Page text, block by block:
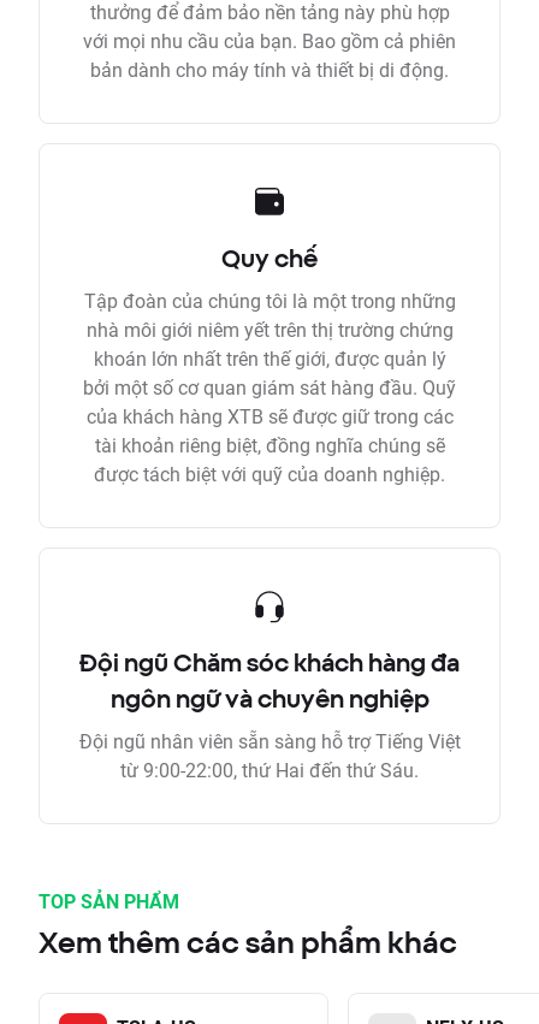
thưởng để đảm bảo nền tảng này phù hợp
với mọi nhu cầu của bạn. Bao gồm cả phiên
bản dành cho máy tính và thiết bị di động.
Quy chế
Tập đoàn của chúng tôi là một trong những
nhà môi giới niêm yết trên thị trường chứng
khoán lớn nhất trên thế giới, được quản lý
bởi một số cơ quan giám sát hàng đầu. Quỹ
của khách hàng XTB sẽ được giữ trong các
tài khoản riêng biệt, đồng nghĩa chúng sẽ
được tách biệt với quỹ của doanh nghiệp.
Đội ngũ Chăm sóc khách hàng đa
ngôn ngữ và chuyên nghiệp
Đội ngũ nhân viên sẵn sàng hỗ trợ Tiếng Việt
từ 9:00-22:00, thứ Hai đến thứ Sáu.
TOP SẢN PHẨM
Xem thêm các sản phẩm khác